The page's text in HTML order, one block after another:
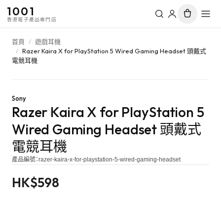
1001
香港電子產品專門店
首頁 / 遊戲耳機
/ Razer Kaira X for PlayStation 5 Wired Gaming Headset 頭戴式
電競耳機
Sony
Razer Kaira X for PlayStation 5
Wired Gaming Headset 頭戴式
電競耳機
產品編號：razer-kaira-x-for-playstation-5-wired-gaming-headset
HK$598